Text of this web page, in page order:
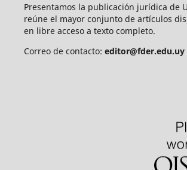
Presentamos la publicación jurídica de
reúne el mayor conjunto de artículos
en libre acceso a texto completo.
Correo de contacto: editor@fder.edu.uy